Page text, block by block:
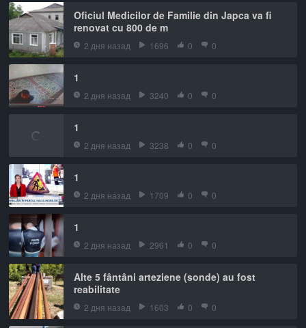
Oficiul Medicilor de Familie din Japca va fi
renovat cu 800 de m
2 дня назад 1696 0 0
1
2 дня назад 3240 0 0
1
2 дня назад 3238 0 0
1
2 дня назад 1709 0 0
1
2 дня назад 2961 0 0
Alte 5 fântâni arteziene (sonde) au fost
reabilitate
2 дня назад 1603 0 0